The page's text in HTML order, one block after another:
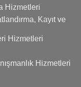
Hizmetleri
Kayıt ve
Hizmetleri
Hizmetleri